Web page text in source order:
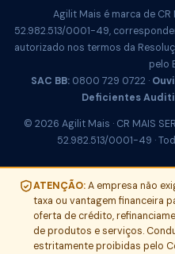
Agilit Mais é marca de CR
52.982.513/0001-49,
autorizado nos termos da
pelo
SAC BB:0800 729 0722 ·
Deficientes
© 2026 Agilit Mais · CR MAIS
52.982.513/0001-49 ·
ATENÇÃO:A empresa não
taxa ou vantagem financeira
oferta de crédito,
de produtos e serviços.
estritamente proibidas pelo